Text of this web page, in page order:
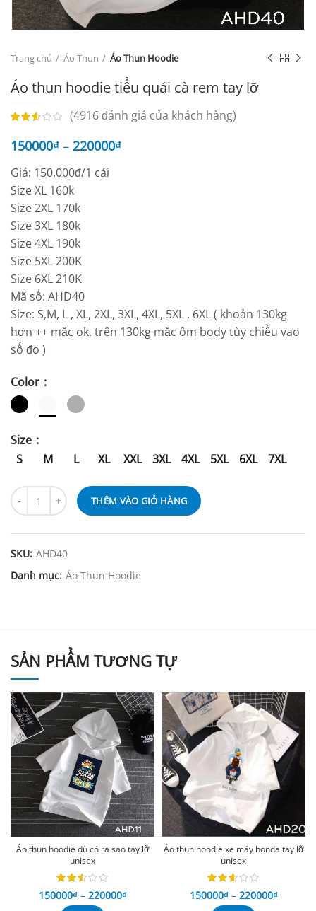
Trang chủ Áo Thun Áo Thun Hoodie
Áo thun hoodie tiểu quái cà rem tay lỡ
(4916đánh giá của khách hàng)
150000₫ – 220000₫
Giá: 150.000đ/1 cái
Size XL 160k
Size 2XL 170k
Size 3XL 180k
Size 4XL 190k
Size 5XL 200K
Size 6XL 210K
Mã số: AHD40
Size: S,M, L , XL, 2XL, 3XL, 4XL, 5XL , 6XL ( khoản 130kg
hơn ++ mặc ok, trên 130kg mặc ôm body tùy chiều vao
số đo )
Color
Size
S
M L XL XXL 3XL 4XL 5XL 6XL 7XL
THÊM VÀO GIỎ HÀNG
SKU: AHD40
Danh mục: Áo Thun Hoodie
SẢN PHẨM TƯƠNG TỰ
Áo thun hoodie dù có ra sao tay lỡ
unisex
150000₫ – 220000₫
Áo thun hoodie xe máy honda tay lỡ
unisex
150000₫ – 220000₫